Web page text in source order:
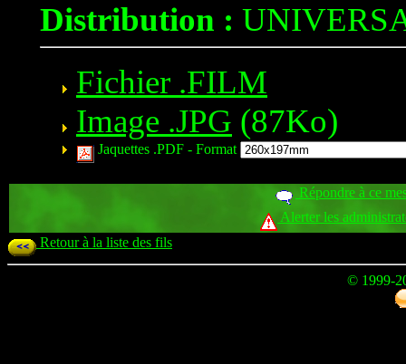
Distribution :
Fichier .FILM
Image .JPG (87Ko)
Jaquettes .PDF - Format
Répondre à ce
Alerter les
Retour à la liste des fils
© 1999-